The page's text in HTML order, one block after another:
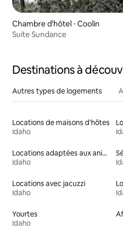
Chambre d'hôtel ⋅ Coolin
Suite Sundance
Destinations à
Autres types de logements
Locations de maisons d'hôtes
Idaho
Locations adaptées aux animaux
Idaho
Locations avec jacuzzi
Idaho
Yourtes
Idaho